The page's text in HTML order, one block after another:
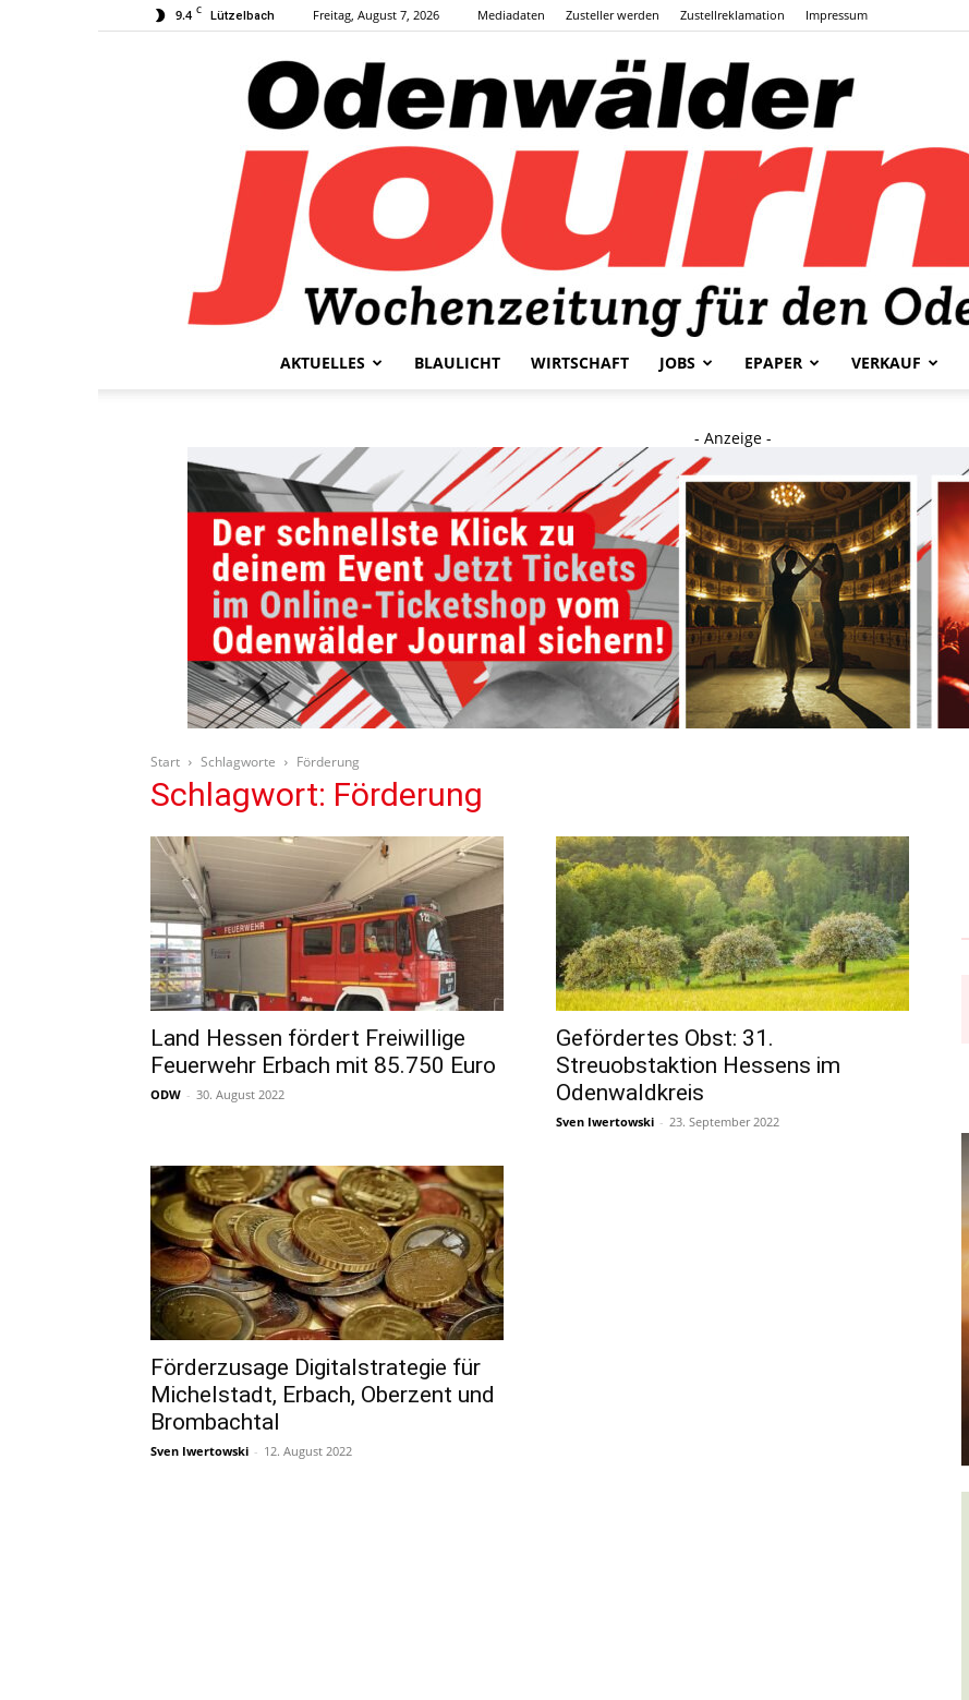
9.4 C Lützelbach Freitag, August 7, 2026 Mediadaten Zusteller werden Zustellreklamation Impressum
Journal
AKTUELLES BLAULICHT WIRTSCHAFT JOBS EPAPER VERKAUF
- Anzeige -
Start Schlagworte Förderung
Schlagwort: Förderung
Land Hessen fördert Freiwillige
Feuerwehr Erbach mit 85.750 Euro
ODW - 30. August 2022
Gefördertes Obst: 31.
Streuobstaktion Hessens im
Odenwaldkreis
Sven Iwertowski - 23. September 2022
Förderzusage Digitalstrategie für
Michelstadt, Erbach, Oberzent und
Brombachtal
Sven Iwertowski - 12. August 2022